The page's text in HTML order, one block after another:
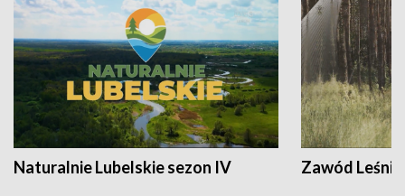
Naturalnie Lubelskie sezon IV Zawód Leśnik